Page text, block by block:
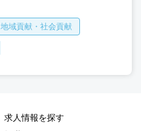
地域貢献・社会貢献
求人情報を探す